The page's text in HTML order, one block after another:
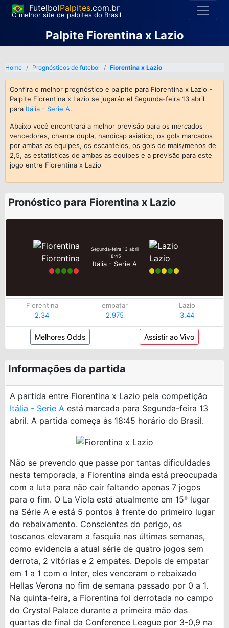
FutelbolPalpites.com.br
O melhor site de palpites do Brasil
Palpite Fiorentina x Lazio
Home Prognósticos de futebol Fiorentina x Lazio
Confira o melhor prognóstico e palpite para Fiorentina x Lazio -
Palpite Fiorentina x Lazio se jugarán el Segunda-feira 13 abril
para Itália - Serie A.
Abaixo você encontrará a melhor previsão para os mercados
vencedores, chance dupla, handicap asiático, os gols marcados
por ambas as equipes, os escanteios, os gols de mais/menos de
2,5, as estatísticas de ambas as equipes e a previsão para este
jogo entre Fiorentina x Lazio
Pronóstico para Fiorentina x Lazio
Fiorentina
Segunda-feira 13 abril
18:45
Itália - Serie A
Lazio
Fiorentina
2.34
empatar
2.975
Lazio
3.44
Melhores Odds Assistir ao Vivo
Informações da partida
A partida entre Fiorentina x Lazio pela competição
Itália - Serie A está marcada para Segunda-feira 13
abril. A partida começa às 18:45 horário do Brasil.
Não se prevendo que passe por tantas dificuldades
nesta temporada, a Fiorentina ainda está preocupada
com a luta para não cair faltando apenas 7 jogos
para o fim. O La Viola está atualmente em 15º lugar
na Série A e está 5 pontos à frente do primeiro lugar
do rebaixamento. Conscientes do perigo, os
toscanos elevaram a fasquia nas últimas semanas,
como evidencia a atual série de quatro jogos sem
derrota, 2 vitórias e 2 empates. Depois de empatar
em 1 a 1 com o Inter, eles venceram o rebaixado
Hellas Verona no fim de semana passado por 0 a 1.
Na quinta-feira, a Fiorentina foi derrotada no campo
do Crystal Palace durante a primeira mão das
quartas de final da Conference League por 3-0,9 na